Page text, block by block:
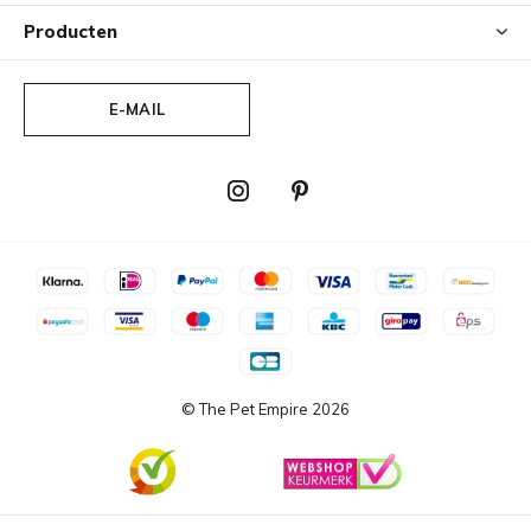
hondenhalsbanden en leibanden is voorzien van een solide
coating. Mechanische wrijving tussen de D-ring en
aan het oppervlak. Dit is normaal en is geen reden tot
Gebruik een zachte vochtige doek om vuil en vlekken te
Om de goede staat van uw MiaCara product zo lang
mogelijk te behouden, dient u aandacht te besteden aan
de juiste verzorging. Met name hondenhalsbanden worden
extra belast door dagelijks gebruik. Houd daarom rekening
Producten
E-MAIL
© The Pet Empire 2026